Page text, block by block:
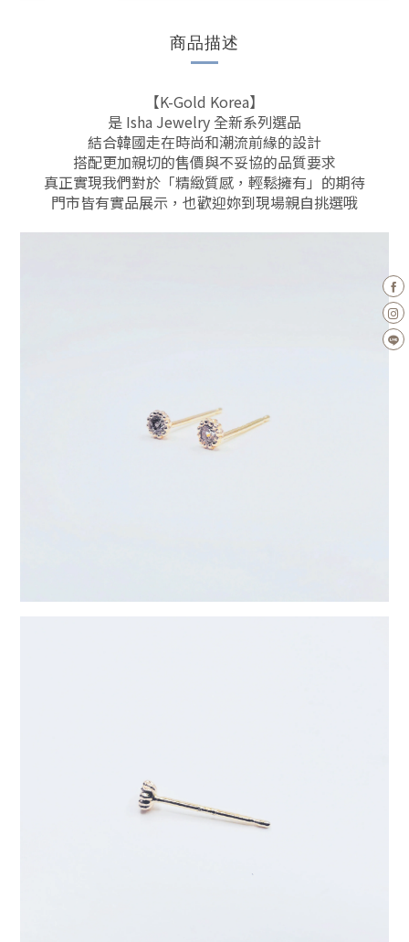
商品描述
【K-Gold Korea】
是 Isha Jewelry 全新系列選品
結合韓國走在時尚和潮流前緣的設計
搭配更加親切的售價與不妥協的品質要求
真正實現我們對於「精緻質感，輕鬆擁有」的期待
門市皆有實品展示，也歡迎妳到現場親自挑選哦